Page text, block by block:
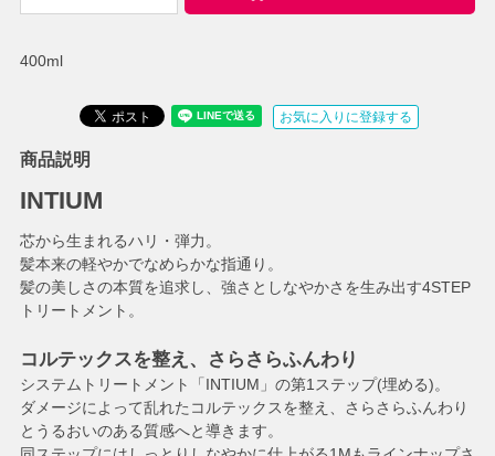
400ml
お気に入りに登録する
商品説明
INTIUM
芯から生まれるハリ・弾力。
髪本来の軽やかでなめらかな指通り。
髪の美しさの本質を追求し、強さとしなやかさを生み出す4STEP
トリートメント。
コルテックスを整え、さらさらふんわり
システムトリートメント「INTIUM」の第1ステップ(埋める)。
ダメージによって乱れたコルテックスを整え、さらさらふんわり
とうるおいのある質感へと導きます。